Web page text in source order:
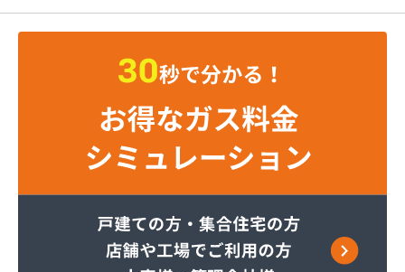
愛和
井上商店
株式会社Misumi
株式会社アイティーエス
株式会社アイティーエス 南支店